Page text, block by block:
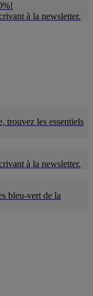
à la newsletter.
trouvez les essentiels
à la newsletter.
bleu-vert de la